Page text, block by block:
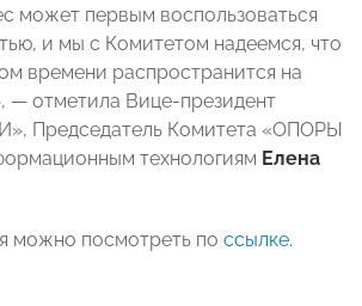
может первым воспользоваться
и мы с Комитетом надеемся, что
времени распространится на
— отметила Вице-президент
Председатель Комитета «ОПОРЫ
технологиям Елена
можно посмотреть по ссылке.